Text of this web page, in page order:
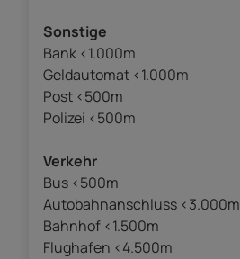
Sonstige
Bank <1.000m
Geldautomat <1.000m
Post <500m
Polizei <500m
Verkehr
Bus <500m
Autobahnanschluss <3.000m
Bahnhof <1.500m
Flughafen <4.500m